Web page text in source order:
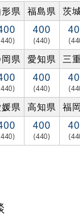
県 福島県 茨
400
(440)
県 愛知県 三
400
(440)
県 高知県 福
400
(440)